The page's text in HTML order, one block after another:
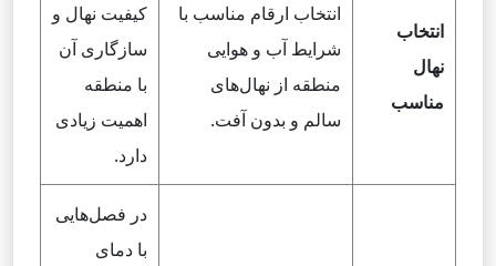
انتخاب
نهال
مناسب
انتخاب ارقام مناسب با
شرایط آب و هوایی
منطقه از نهال‌های
سالم و بدون آفت.
کیفیت نهال و
سازگاری آن
با منطقه
اهمیت زیادی
دارد.
در فصل‌هایی
با دمای